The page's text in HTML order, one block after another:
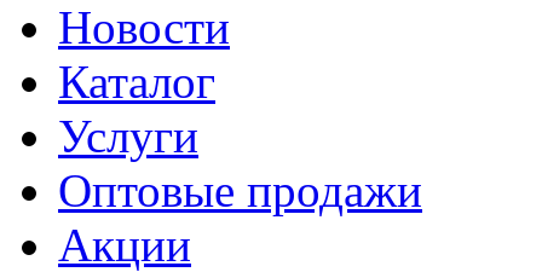
Новости
Каталог
Услуги
Оптовые продажи
Акции